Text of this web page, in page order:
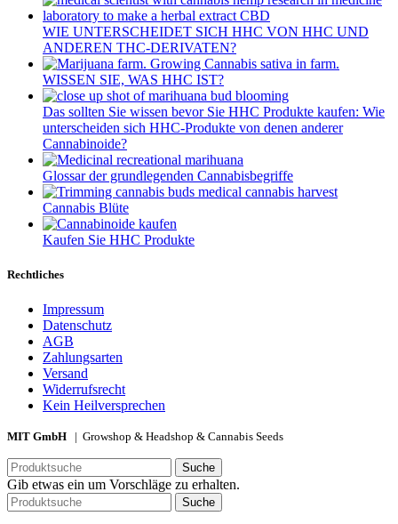
WIE UNTERSCHEIDET SICH HHC VON HHC UND
ANDEREN THC-DERIVATEN?
WISSEN SIE, WAS HHC IST?
Das sollten Sie wissen bevor Sie HHC Produkte kaufen: Wie
unterscheiden sich HHC-Produkte von denen anderer
Cannabinoide?
Glossar der grundlegenden Cannabisbegriffe
Cannabis Blüte
Kaufen Sie HHC Produkte
Rechtliches
Impressum
Datenschutz
AGB
Zahlungsarten
Versand
Widerrufsrecht
Kein Heilversprechen
MIT GmbH | Growshop & Headshop & Cannabis Seeds
Suche
Gib etwas ein um Vorschläge zu erhalten.
Suche